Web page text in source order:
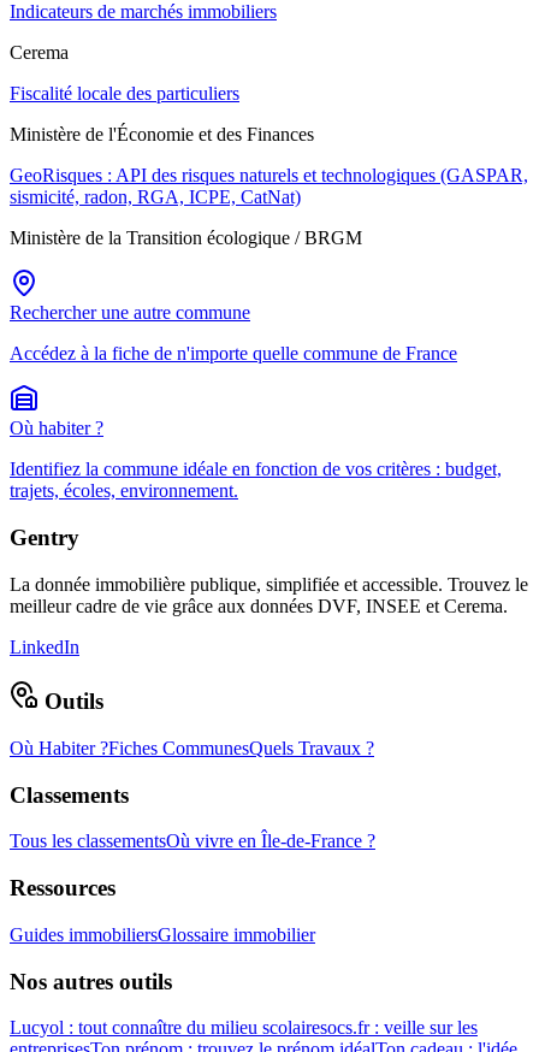
Indicateurs de marchés immobiliers
Cerema
Fiscalité locale des particuliers
Ministère de l'Économie et des Finances
GeoRisques : API des risques naturels et technologiques (GASPAR,
sismicité, radon, RGA, ICPE, CatNat)
Ministère de la Transition écologique / BRGM
Rechercher une autre commune
Accédez à la fiche de n'importe quelle commune de France
Où habiter ?
Identifiez la commune idéale en fonction de vos critères : budget,
trajets, écoles, environnement.
Gentry
La donnée immobilière publique, simplifiée et accessible. Trouvez le
meilleur cadre de vie grâce aux données DVF, INSEE et Cerema.
LinkedIn
Outils
Où Habiter ?Fiches CommunesQuels Travaux ?
Classements
Tous les classementsOù vivre en Île-de-France ?
Ressources
Guides immobiliersGlossaire immobilier
Nos autres outils
Lucyol : tout connaître du milieu scolairesocs.fr : veille sur les